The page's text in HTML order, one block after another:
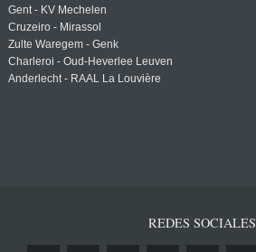
Gent - KV Mechelen
Cruzeiro - Mirassol
Zulte Waregem - Genk
Charleroi - Oud-Heverlee Leuven
Anderlecht - RAAL La Louvière
REDES SOCIALES